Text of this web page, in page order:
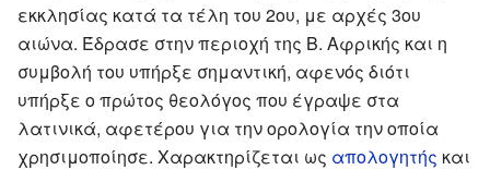
εκκλησίας κατά τα τέλη του 2ου, με αρχές 3ου
αιώνα. Έδρασε στην περιοχή της Β. Αφρικής και η
συμβολή του υπήρξε σημαντική, αφενός διότι
υπήρξε ο πρώτος θεολόγος που έγραψε στα
λατινικά, αφετέρου για την ορολογία την οποία
χρησιμοποίησε. Χαρακτηρίζεται ως απολογητής και